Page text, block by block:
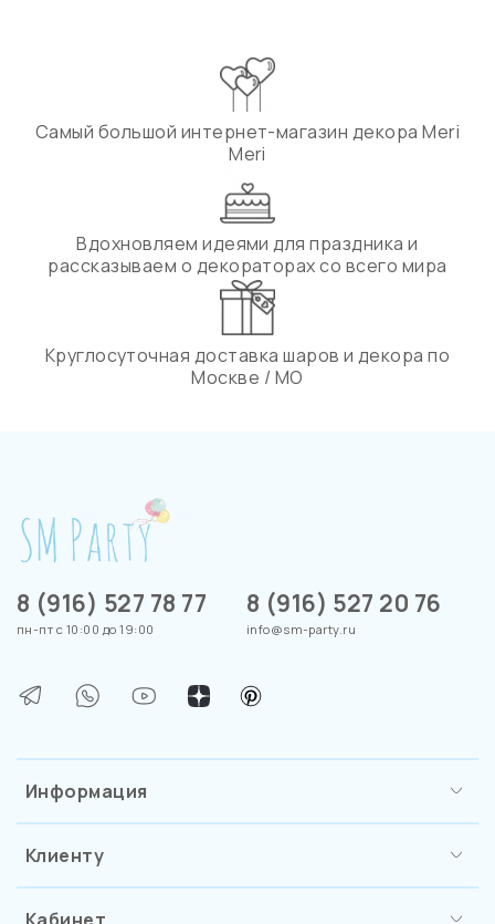
Самый большой интернет-магазин декора Meri
Meri
Вдохновляем идеями для праздника и
рассказываем о декораторах со всего мира
Круглосуточная доставка шаров и декора по
Москве / МО
Информация
Клиенту
8 (916) 527 78 77
пн-пт с 10:00 до 19:00
8 (916) 527 20 76
info@sm-party.ru